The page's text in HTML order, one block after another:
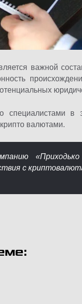
важной
специалистами
валютами.
с